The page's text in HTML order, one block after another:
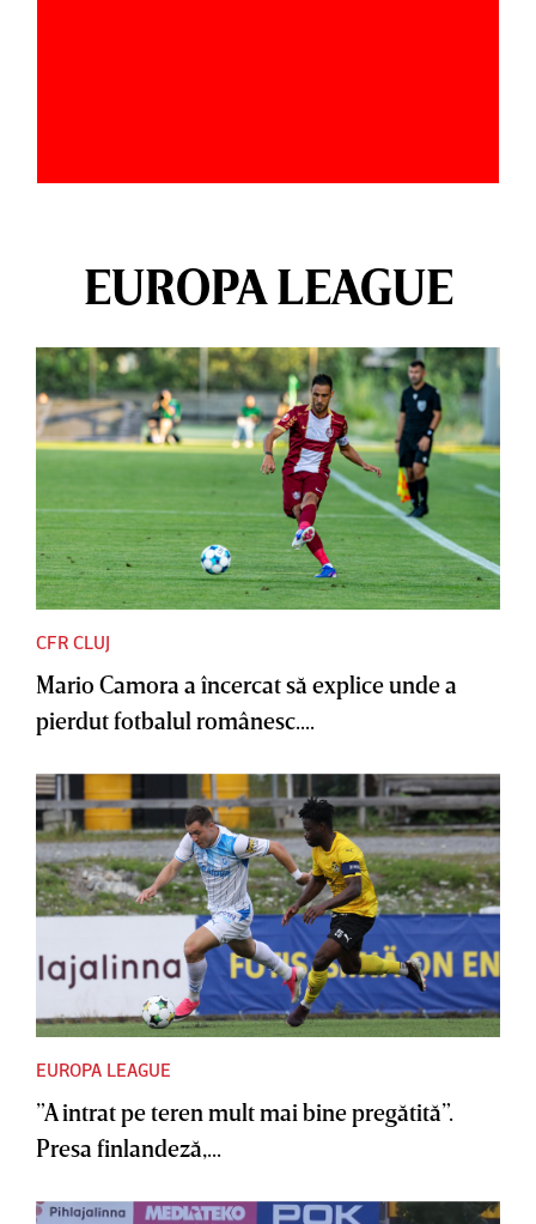
EUROPA LEAGUE
CFR CLUJ
Mario Camora a încercat să explice unde a
pierdut fotbalul românesc....
EUROPA LEAGUE
”A intrat pe teren mult mai bine pregătită”.
Presa finlandeză,...